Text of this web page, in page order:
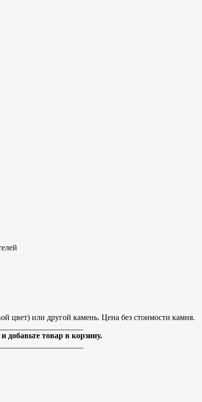
цвет) или другой камень. Цена без стоимости камня.
товар в корзину.